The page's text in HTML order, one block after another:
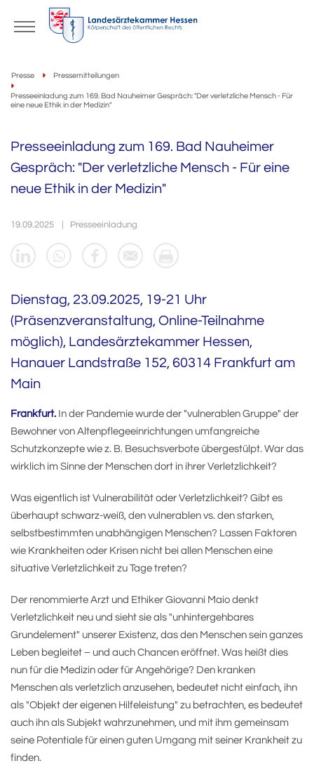
Presse Pressemitteilungen
Presseeinladung zum 169. Bad Nauheimer Gespräch: "Der verletzliche Mensch - Für
eine neue Ethik in der Medizin"
Presseeinladung zum 169. Bad Nauheimer
Gespräch: "Der verletzliche Mensch - Für eine
neue Ethik in der Medizin"
19.09.2025 Presseeinladung
Dienstag, 23.09.2025, 19-21 Uhr
(Präsenzveranstaltung, Online-Teilnahme
möglich), Landesärztekammer Hessen,
Hanauer Landstraße 152, 60314 Frankfurt am
Main
Frankfurt. In der Pandemie wurde der "vulnerablen Gruppe" der
Bewohner von Altenpflegeeinrichtungen umfangreiche
Schutzkonzepte wie z. B. Besuchsverbote übergestülpt. War das
wirklich im Sinne der Menschen dort in ihrer Verletzlichkeit?
Was eigentlich ist Vulnerabilität oder Verletzlichkeit? Gibt es
überhaupt schwarz-weiß, den vulnerablen vs. den starken,
selbstbestimmten unabhängigen Menschen? Lassen Faktoren
wie Krankheiten oder Krisen nicht bei allen Menschen eine
situative Verletzlichkeit zu Tage treten?
Der renommierte Arzt und Ethiker Giovanni Maio denkt
Verletzlichkeit neu und sieht sie als "unhintergehbares
Grundelement" unserer Existenz, das den Menschen sein ganzes
Leben begleitet – und auch Chancen eröffnet. Was heißt dies
nun für die Medizin oder für Angehörige? Den kranken
Menschen als verletzlich anzusehen, bedeutet nicht einfach, ihn
als "Objekt der eigenen Hilfeleistung" zu betrachten, es bedeutet
auch ihn als Subjekt wahrzunehmen, und mit ihm gemeinsam
seine Potentiale für einen guten Umgang mit seiner Krankheit zu
finden.